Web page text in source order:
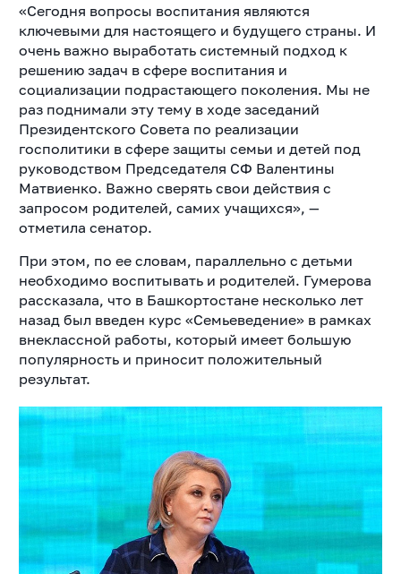
«Сегодня вопросы воспитания являются
ключевыми для настоящего и будущего страны. И
очень важно выработать системный подход к
решению задач в сфере воспитания и
социализации подрастающего поколения. Мы не
раз поднимали эту тему в ходе заседаний
Президентского Совета по реализации
госполитики в сфере защиты семьи и детей под
руководством Председателя СФ Валентины
Матвиенко. Важно сверять свои действия с
запросом родителей, самих учащихся», —
отметила сенатор.
При этом, по ее словам, параллельно с детьми
необходимо воспитывать и родителей. Гумерова
рассказала, что в Башкортостане несколько лет
назад был введен курс «Семьеведение» в рамках
внеклассной работы, который имеет большую
популярность и приносит положительный
результат.